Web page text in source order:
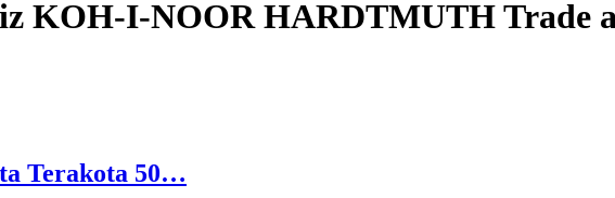
KOH-I-NOOR HARDTMUTH Trade
Terakota 50…